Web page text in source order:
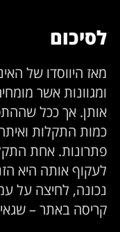
לסיכום
מאז היווסדו של
ומגוונות אשר
אותן. אך ככל
כמות התקלות
פתרונות. אחת
לעקוף אותה היא
נכונה, לחיצה על
קריסה באתר – שגאיה